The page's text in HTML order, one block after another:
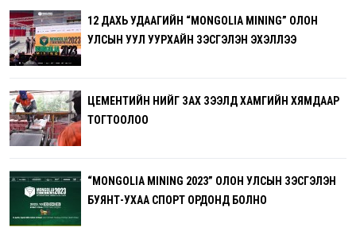
12 ДАХЬ УДААГИЙН “MONGOLIA MINING” ОЛОН
УЛСЫН УУЛ УУРХАЙН ҮЗЭСГЭЛЭН ЭХЭЛЛЭЭ
ЦЕМЕНТИЙН ҮНИЙГ ЗАХ ЗЭЭЛД ХАМГИЙН ХЯМДААР
ТОГТООЛОО
“MONGOLIA MINING 2023” ОЛОН УЛСЫН ҮЗЭСГЭЛЭН
БУЯНТ-УХАА СПОРТ ОРДОНД БОЛНО